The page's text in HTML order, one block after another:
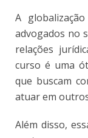
A
advogados no
relações
curso é uma
que buscam
atuar em
Além disso,